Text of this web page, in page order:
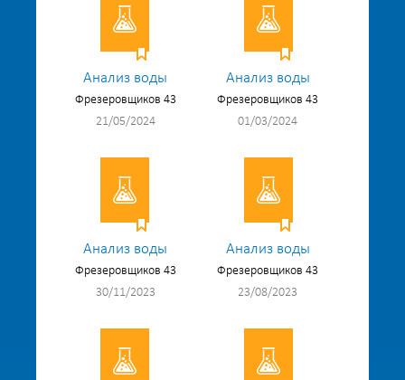
Анализ воды
Фрезеровщиков 43
21/05/2024
Анализ воды
Фрезеровщиков 43
01/03/2024
Анализ воды
Фрезеровщиков 43
30/11/2023
Анализ воды
Фрезеровщиков 43
23/08/2023